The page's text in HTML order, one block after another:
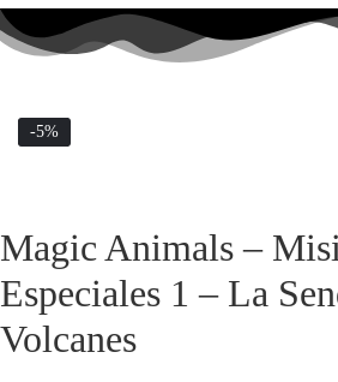
-5%
Magic Animals –
Especiales 1 – La
Volcanes